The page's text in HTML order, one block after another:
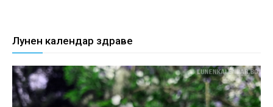
Лунен календар здраве